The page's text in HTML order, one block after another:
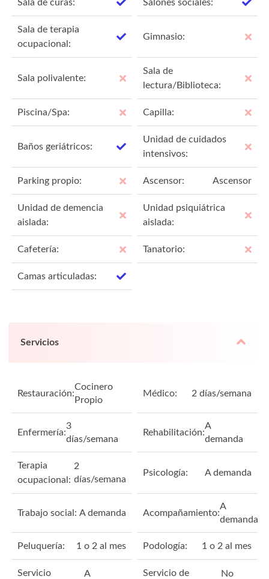
Sala de curas: Salones sociales:
Sala de terapia
ocupacional:
Gimnasio:
Sala polivalente:
Sala de
lectura/Biblioteca:
Piscina/Spa: Capilla:
Baños geriátricos:
Unidad de cuidados
intensivos:
Parking propio: Ascensor: Ascensor
Unidad de demencia
aislada:
Unidad psiquiátrica
aislada:
Cafetería: Tanatorio:
Camas articuladas:
Servicios
Restauración:
Cocinero
Propio
Médico: 2 días/semana
Enfermería:
3
días/semana
Rehabilitación:
A
demanda
Terapia
ocupacional:
2
días/semana
Psicología: A demanda
Trabajo social: A demanda Acompañamiento:
A
demanda
Peluquería: 1 o 2 al mes Podología: 1 o 2 al mes
Servicio
A
Servicio de
No